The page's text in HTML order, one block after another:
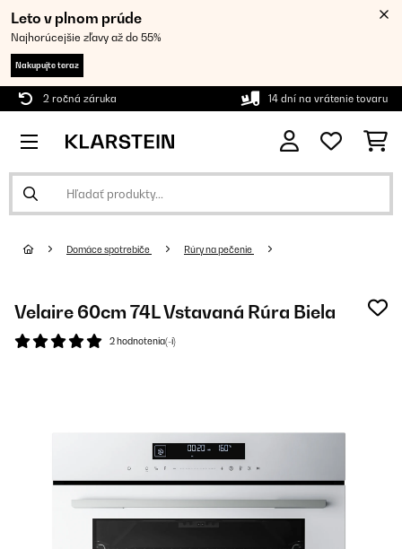
Leto v plnom prúde
Najhorúcejšie zľavy až do 55%
Nakupujte teraz
2 ročná záruka 14 dní na vrátenie tovaru
Domáce spotrebiče Rúry na pečenie
Velaire 60cm 74L Vstavaná Rúra Biela
2 hodnotenia(-í)